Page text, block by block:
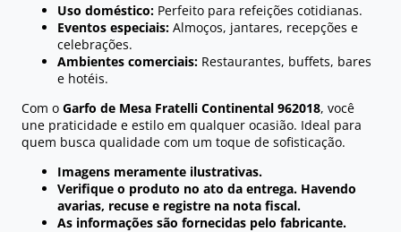
Uso doméstico: Perfeito para refeições cotidianas.
Eventos especiais: Almoços, jantares, recepções e
celebrações.
Ambientes comerciais: Restaurantes, buffets, bares
e hotéis.
Com o Garfo de Mesa Fratelli Continental 962018, você
une praticidade e estilo em qualquer ocasião. Ideal para
quem busca qualidade com um toque de sofisticação.
Imagens meramente ilustrativas.
Verifique o produto no ato da entrega. Havendo
avarias, recuse e registre na nota fiscal.
As informações são fornecidas pelo fabricante.